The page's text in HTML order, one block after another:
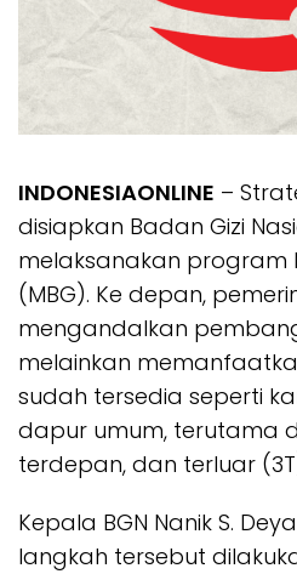
INDONESIAONLINE –
disiapkan Badan Gizi
melaksanakan program
(MBG). Ke depan,
mengandalkan
melainkan
sudah tersedia seperti
dapur umum, terutama
terdepan, dan terluar
Kepala BGN Nanik S.
langkah tersebut